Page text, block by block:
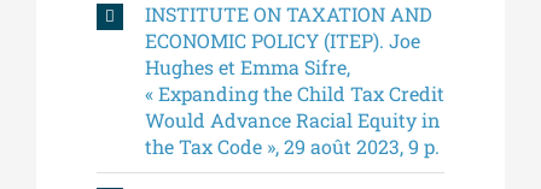
INSTITUTE ON TAXATION AND
ECONOMIC POLICY (ITEP). Joe
Hughes et Emma Sifre,
« Expanding the Child Tax Credit
Would Advance Racial Equity in
the Tax Code », 29 août 2023, 9 p.